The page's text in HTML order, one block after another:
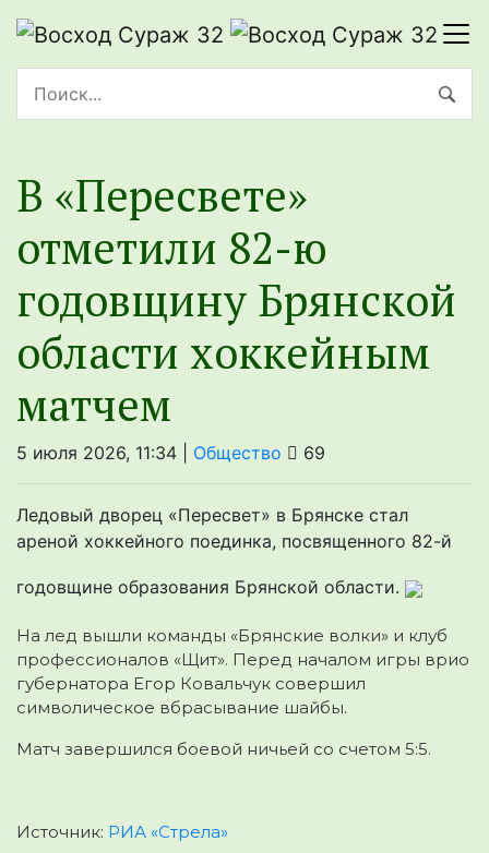
В «Пересвете»
отметили 82-ю
годовщину Брянской
области хоккейным
матчем
5 июля 2026, 11:34 | Общество 69
Ледовый дворец «Пересвет» в Брянске стал
ареной хоккейного поединка, посвященного 82-й
годовщине образования Брянской области.
На лед вышли команды «Брянские волки» и клуб
профессионалов «Щит». Перед началом игры врио
губернатора Егор Ковальчук совершил
символическое вбрасывание шайбы.
Матч завершился боевой ничьей со счетом 5:5.
Источник: РИА «Стрела»